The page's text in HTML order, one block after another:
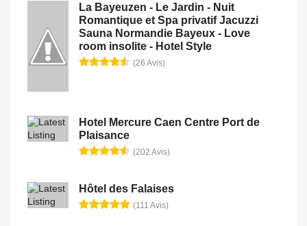
La Bayeuzen - Le Jardin - Nuit
Romantique et Spa privatif Jacuzzi
Sauna Normandie Bayeux - Love
room insolite - Hotel Style
(26 Avis)
Hotel Mercure Caen Centre Port de
Plaisance
(202 Avis)
Hôtel des Falaises
(111 Avis)